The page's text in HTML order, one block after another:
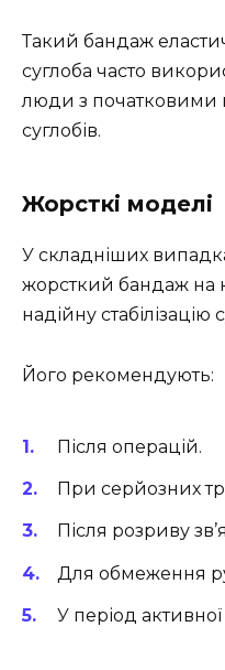
Такий бандаж
суглоба часто
люди з початковими
суглобів.
Жорсткі моделі
У складніших
жорсткий бандаж на
надійну стабілізацію
Його рекомендують:
Після операцій.
При серйозних
Після розриву
Для обмеження
У період активної